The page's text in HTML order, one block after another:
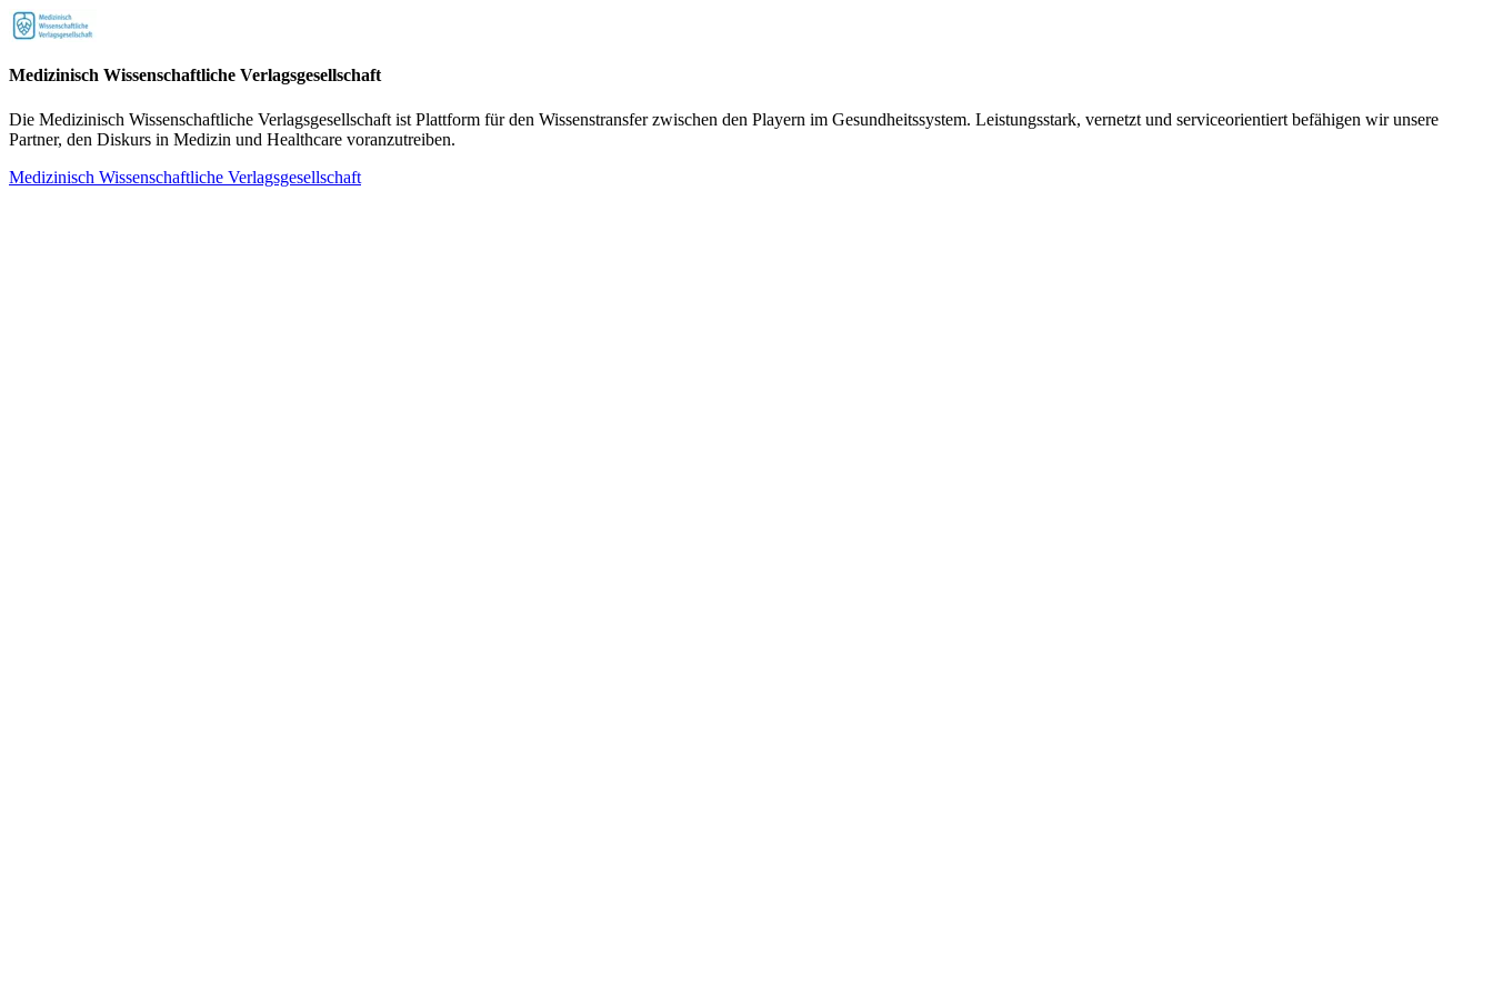
Medizinisch Wissenschaftliche Verlagsgesellschaft
Die Medizinisch Wissenschaftliche Verlagsgesellschaft ist Plattform für den Wissenstransfer zwischen den Playern im Gesundheitssystem. Leistungsstark, vernetzt und serviceorientiert befähigen wir unsere
Partner, den Diskurs in Medizin und Healthcare voranzutreiben.
Medizinisch Wissenschaftliche Verlagsgesellschaft